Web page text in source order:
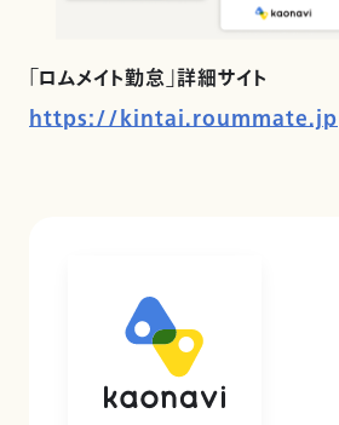
「ロムメイト勤怠」詳細サイト
https://kintai.roummate.jp